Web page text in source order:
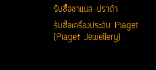
รับซื้อชาแนล ปราด้า
รับซื้อเครื่องประดับ Piaget
(Piaget Jewellery)